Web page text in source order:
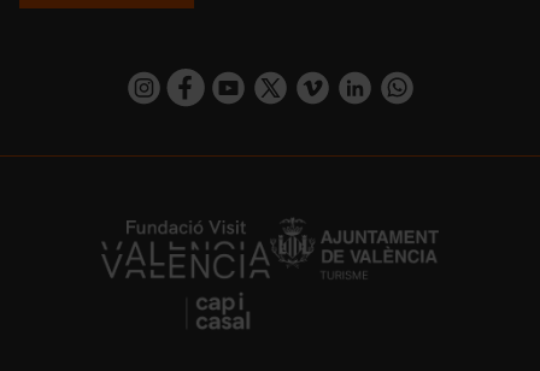
https://www.instagram.com/visit_valencia/
https://www.facebook.com/
https://www.youtube.com/user/
https://twitter.com/_VivaValencia
https://vimeo.com/
https://www.linkedin.com/company/turismo-valencia/https://api.whatsapp.com/send/
https://fundacion.visitvalencia.com/